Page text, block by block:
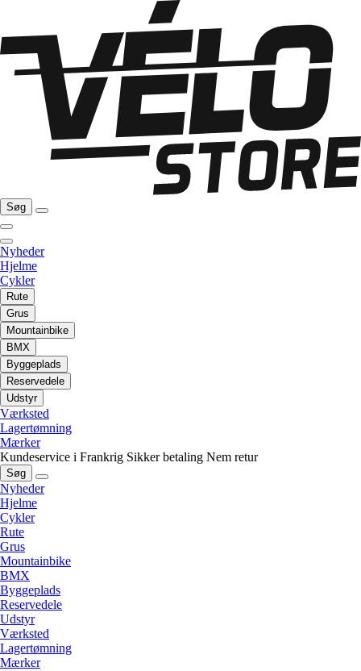
Søg
Nyheder
Hjelme
Cykler
Rute
Grus
Mountainbike
BMX
Byggeplads
Reservedele
Udstyr
Værksted
Lagertømning
Mærker
Kundeservice i Frankrig Sikker betaling Nem retur
Søg
Nyheder
Hjelme
Cykler
Rute
Grus
Mountainbike
BMX
Byggeplads
Reservedele
Udstyr
Værksted
Lagertømning
Mærker